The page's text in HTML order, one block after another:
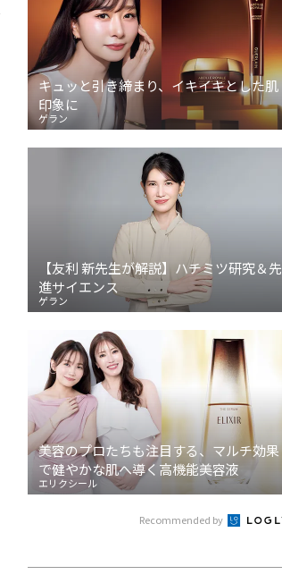
キュッと引き締まり、イキイキとした肌
印象に
ゲラン
【友利 新先生が解説】ハチミツ研究＆先
進サイエンス
ゲラン
美容のプロたちも注目する、マルチ効果
で健やかな肌へ導く高機能美容液
エリクシール
Recommended by